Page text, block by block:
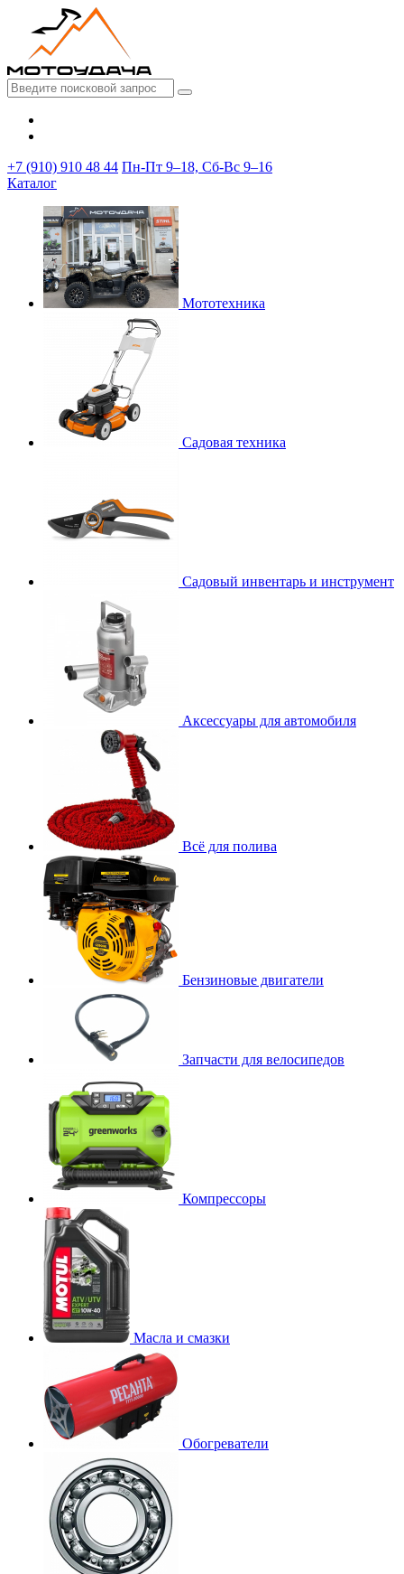
+7 (910) 910 48 44 Пн-Пт 9–18, Сб-Вс 9–16
Каталог
Мототехника
Садовая техника
Садовый инвентарь и инструмент
Аксессуары для автомобиля
Всё для полива
Бензиновые двигатели
Запчасти для велосипедов
Компрессоры
Масла и смазки
Обогреватели